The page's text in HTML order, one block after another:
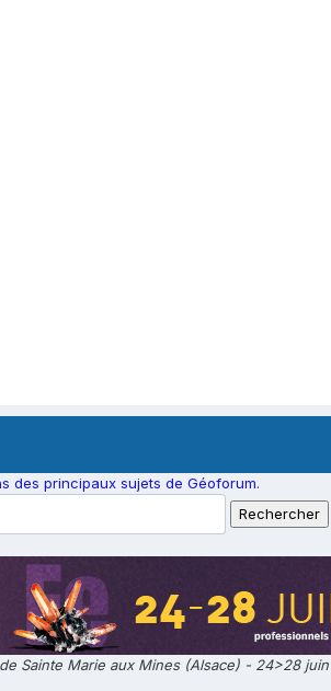
des principaux sujets de Géoforum.
Sainte Marie aux Mines (Alsace) - 24>28